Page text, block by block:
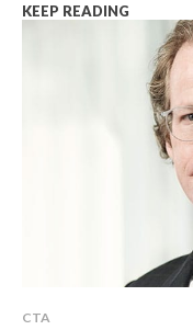
KEEP READING
CTA